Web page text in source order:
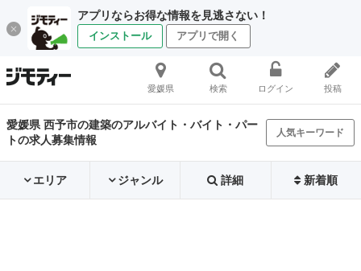
アプリならお得な情報を見逃さない！
インストール アプリで開く
愛媛県 検索 ログイン 投稿
愛媛県 西予市の建築のアルバイト・バイト・パー
トの求人募集情報
人気キーワード
エリア ジャンル 詳細 新着順